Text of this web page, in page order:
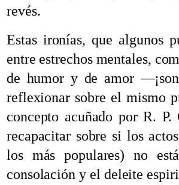
revés.
Estas ironías, que algunos
entre estrechos mentales,
de humor y de amor
reflexionar sobre el mismo
concepto acuñado por R.
recapacitar sobre si los
los más populares) no
consolación y el deleite